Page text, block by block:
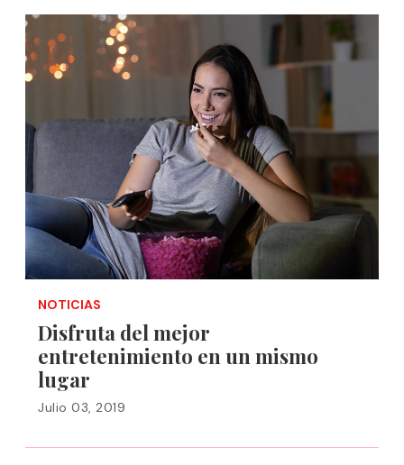
NOTICIAS
Disfruta del mejor
entretenimiento en un mismo
lugar
Julio 03, 2019